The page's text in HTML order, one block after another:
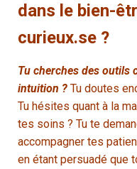
dans le bien-
curieux.se ?
Tu cherches des outils
intuition ? Tu doutes
Tu hésites quant à la
tes soins ? Tu te
accompagner tes
en étant persuadé que